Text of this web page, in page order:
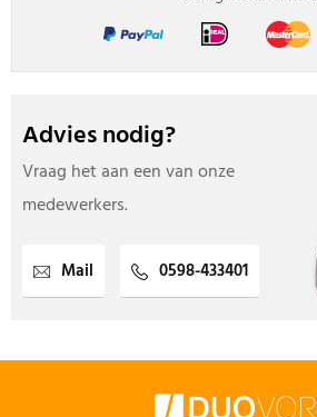
Advies nodig?
Vraag het aan een van onze
medewerkers.
Mail 0598-433401